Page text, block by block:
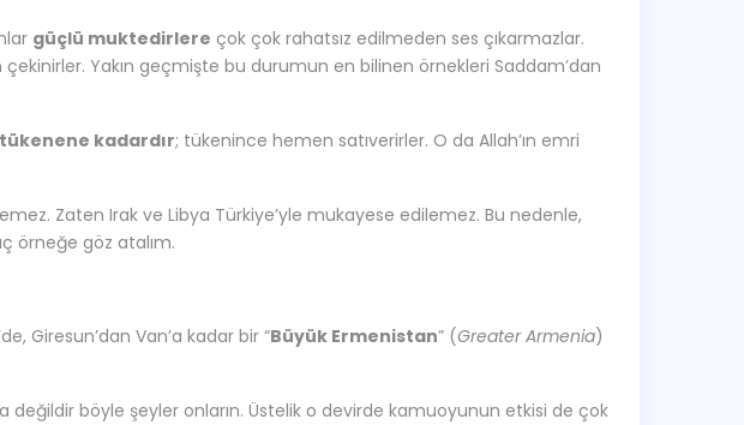
güçlü muktedirlere çok çok rahatsız edilmeden ses çıkarmazlar.
çekinirler. Yakın geçmişte bu durumun en bilinen örnekleri Saddam’dan
kadardır; tükenince hemen satıverirler. O da Allah’ın emri
Zaten Irak ve Libya Türkiye’yle mukayese edilemez. Bu nedenle,
örneğe göz atalım.
Giresun’dan Van’a kadar bir “Büyük Ermenistan” (Greater Armenia)
değildir böyle şeyler onların. Üstelik o devirde kamuoyunun etkisi de çok